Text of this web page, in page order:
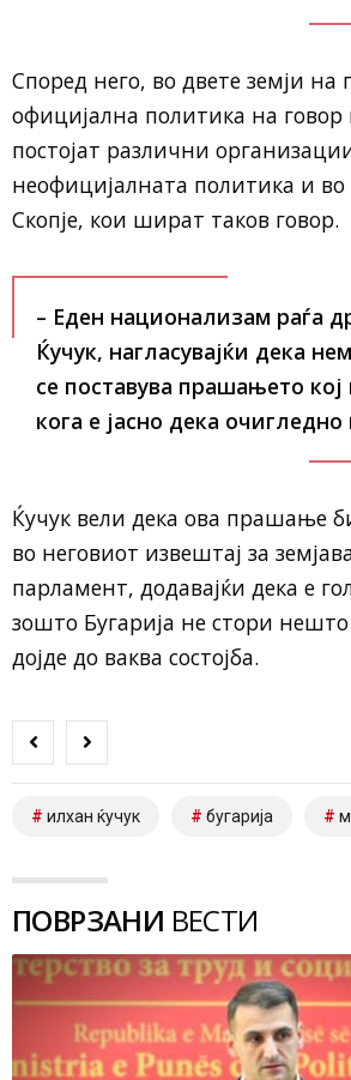
Според него, во двете земји на
официјална политика на
постојат различни
неофицијалната политика и
Скопје, кои шират таков говор.
– Еден национализам раѓа
Ќучук, нагласувајќи дека
се поставува прашањето
кога е јасно дека
Ќучук вели дека ова прашање
во неговиот извештај за
парламент, додавајќи дека е
зошто Бугарија не стори нешто
дојде до ваква состојба.
илхан ќучук бугарија
ПОВРЗАНИ ВЕСТИ